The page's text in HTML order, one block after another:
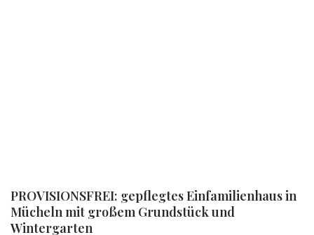
PROVISIONSFREI: gepflegtes Einfamilienhaus in
Mücheln mit großem Grundstück und
Wintergarten